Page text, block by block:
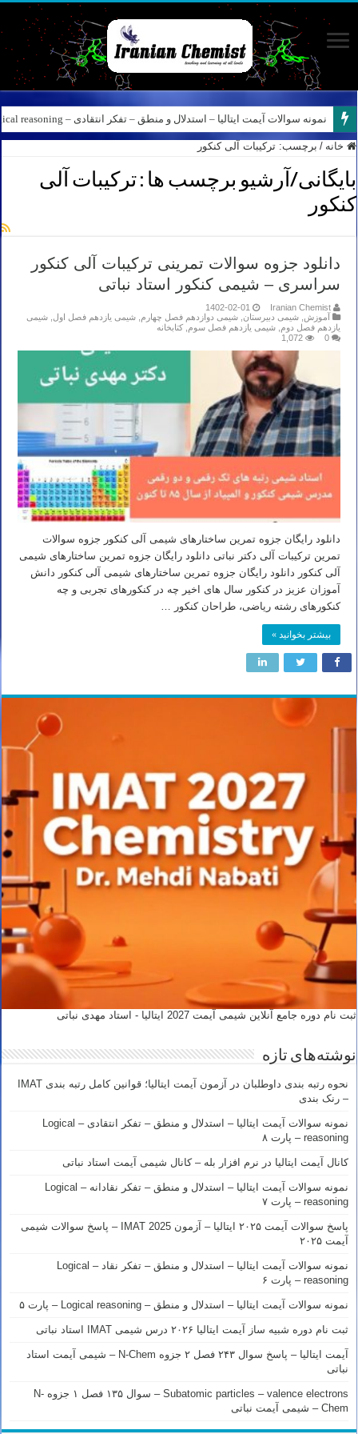
نمونه سوالات آیمت ایتالیا – استدلال و منطق – تفکر انتقادی – Logical reasoning – پارت ۸
خانه / برچسب: ترکیبات آلی کنکور
بایگانی/آرشیو برچسب ها :ترکیبات آلی
کنکور
دانلود جزوه سوالات تمرینی ترکیبات آلی کنکور
سراسری – شیمی کنکور استاد نباتی
Iranian Chemist
1402-02-01
آموزش شیمی دبیرستان شیمی دوازدهم فصل چهارم شیمی یازدهم فصل اول شیمی
یازدهم فصل دوم شیمی یازدهم فصل سوم کتابخانه
0
1,072
دانلود رایگان جزوه تمرین ساختارهای شیمی آلی کنکور جزوه سوالات
تمرین ترکیبات آلی دکتر نباتی دانلود رایگان جزوه تمرین ساختارهای شیمی
آلی کنکور دانلود رایگان جزوه تمرین ساختارهای شیمی آلی کنکور دانش
آموزان عزیز در کنکور سال های اخیر چه در کنکورهای تجربی و چه
کنکورهای رشته ریاضی، طراحان کنکور …
بیشتر بخوانید »
ثبت نام دوره جامع آنلاین شیمی آیمت 2027 ایتالیا - استاد مهدی نباتی
نوشته‌های تازه
نحوه رتبه بندی داوطلبان در آزمون آیمت ایتالیا؛ قوانین کامل رتبه بندی IMAT
– رنک بندی
نمونه سوالات آیمت ایتالیا – استدلال و منطق – تفکر انتقادی – Logical
reasoning – پارت ۸
کانال آیمت ایتالیا در نرم افزار بله – کانال شیمی آیمت استاد نباتی
نمونه سوالات آیمت ایتالیا – استدلال و منطق – تفکر نقادانه – Logical
reasoning – پارت ۷
پاسخ سوالات آیمت ۲۰۲۵ ایتالیا – آزمون IMAT 2025 – پاسخ سوالات شیمی
آیمت ۲۰۲۵
نمونه سوالات آیمت ایتالیا – استدلال و منطق – تفکر نقاد – Logical
reasoning – پارت ۶
نمونه سوالات آیمت ایتالیا – استدلال و منطق – Logical reasoning – پارت ۵
ثبت نام دوره شبیه ساز آیمت ایتالیا ۲۰۲۶ درس شیمی IMAT استاد نباتی
آیمت ایتالیا – پاسخ سوال ۲۴۳ فصل ۲ جزوه N-Chem – شیمی آیمت استاد
نباتی
Subatomic particles – valence electrons – سوال ۱۳۵ فصل ۱ جزوه N-
Chem – شیمی آیمت نباتی